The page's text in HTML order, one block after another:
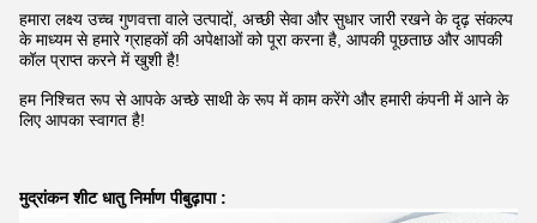
हमारा लक्ष्य उच्च गुणवत्ता वाले उत्पादों, अच्छी सेवा और सुधार जारी रखने के दृढ़ संकल्प
के माध्यम से हमारे ग्राहकों की अपेक्षाओं को पूरा करना है, आपकी पूछताछ और आपकी
कॉल प्राप्त करने में खुशी है!
हम निश्चित रूप से आपके अच्छे साथी के रूप में काम करेंगे और हमारी कंपनी में आने के
लिए आपका स्वागत है!
मुद्रांकन शीट धातु निर्माण पीबुढ़ापा :